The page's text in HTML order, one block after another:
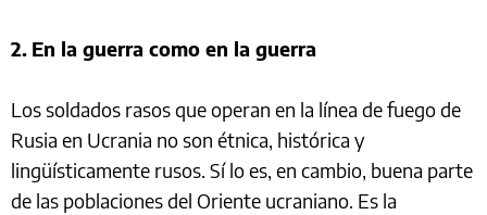
2. En la guerra como en la guerra
Los soldados rasos que operan en la línea de fuego de
Rusia en Ucrania no son étnica, histórica y
lingüísticamente rusos. Sí lo es, en cambio, buena parte
de las poblaciones del Oriente ucraniano. Es la